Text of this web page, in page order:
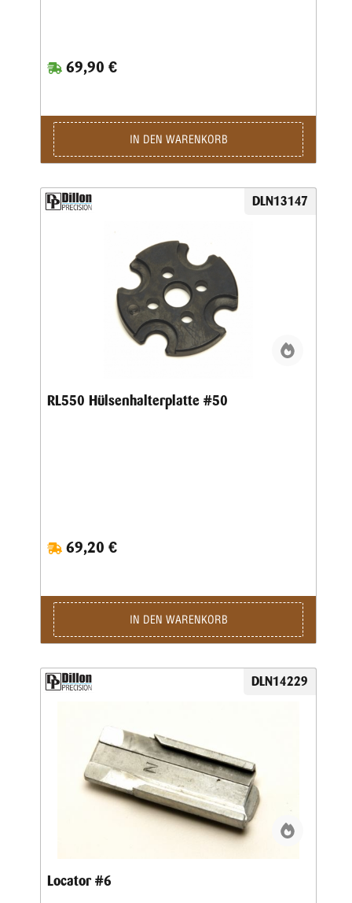
69,90 €
IN DEN WARENKORB
DLN13147
RL550 Hülsenhalterplatte #50
69,20 €
IN DEN WARENKORB
DLN14229
Locator #6